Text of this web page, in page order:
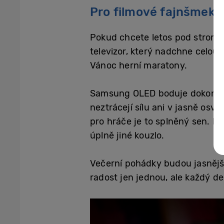
Pro filmové
Pokud chcete letos pod
televizor, který nadchne celou
Vánoc herní maratony.
Samsung OLED boduje
neztrácejí sílu ani v jasně
pro hráče je to splněný sen.
úplně jiné kouzlo.
Večerní pohádky budou
radost jen jednou, ale každý